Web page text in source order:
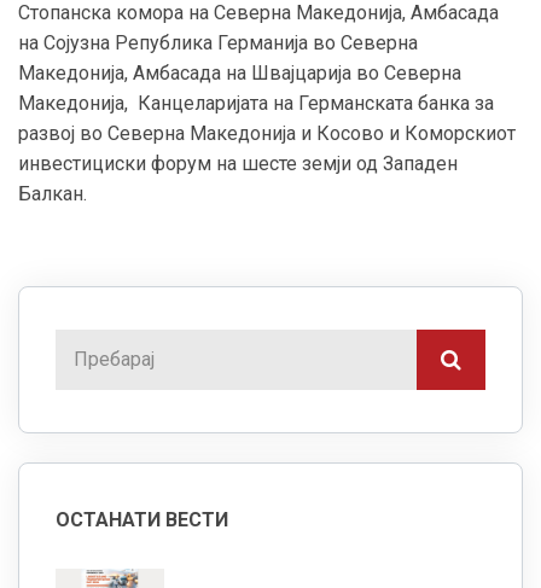
Стопанска комора на Северна Македонија, Амбасада
на Сојузна Република Германија во Северна
Македонија, Амбасада на Швајцарија во Северна
Македонија, Канцеларијата на Германската банка за
развој во Северна Македонија и Косово и Коморскиот
инвестициски форум на шесте земји од Западен
Балкан.
ОСТАНАТИ ВЕСТИ